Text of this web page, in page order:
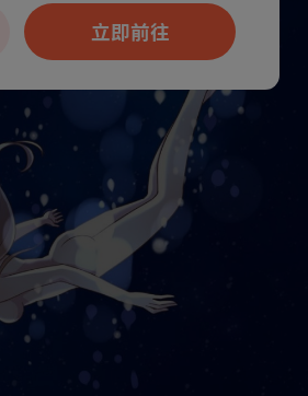
立即前往